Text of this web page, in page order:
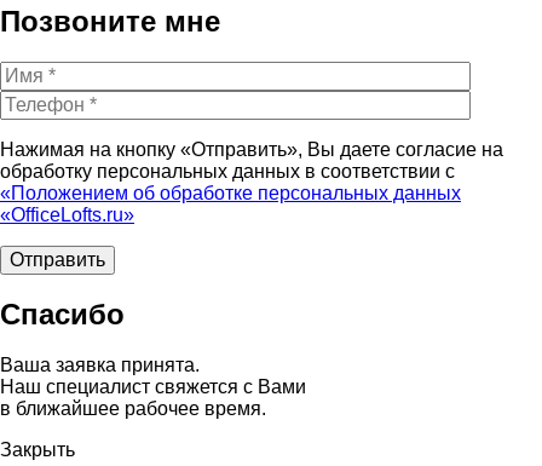
Позвоните мне
Нажимая на кнопку «Отправить», Вы даете согласие на
обработку персональных данных в соответствии с
«Положением об обработке персональных данных
«OfficeLofts.ru»
Спасибо
Ваша заявка принята.
Наш специалист свяжется с Вами
в ближайшее рабочее время.
Закрыть